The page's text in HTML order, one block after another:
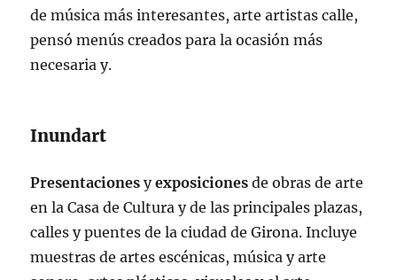
de música más interesantes, arte artistas calle,
pensó menús creados para la ocasión más
necesaria y.
Inundart
Presentaciones yexposiciones de obras de arte
en la Casa de Cultura y de las principales plazas,
calles y puentes de la ciudad de Girona. Incluye
muestras de artes escénicas, música y arte